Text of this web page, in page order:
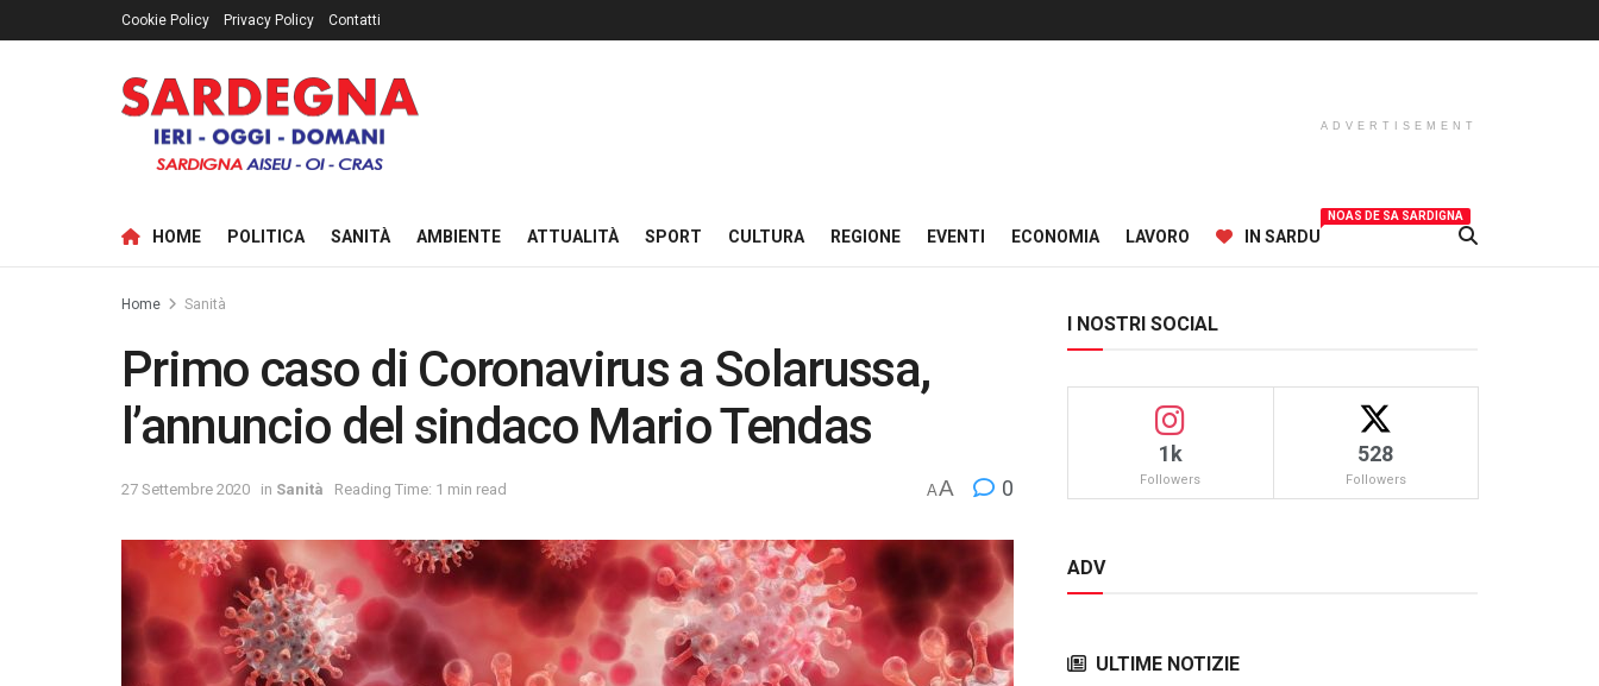
Cookie Policy Privacy Policy Contatti
ADVERTISEMENT
HOME POLITICA SANITÀ AMBIENTE ATTUALITÀ SPORT CULTURA REGIONE EVENTI ECONOMIA LAVORO IN SARDU
NOAS DE SA SARDIGNA
Home Sanità
Primo caso di Coronavirus a Solarussa,
l’annuncio del sindaco Mario Tendas
27 Settembre 2020 in Sanità Reading Time: 1 min read AA 0
I NOSTRI SOCIAL
1k
Followers
528
Followers
ADV
ULTIME NOTIZIE